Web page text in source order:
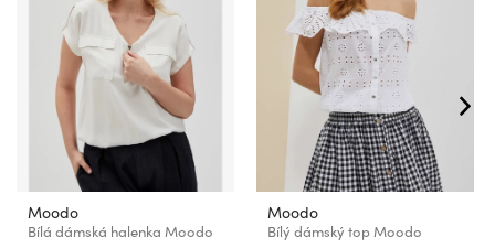
Moodo
Bílá dámská halenka Moodo
Moodo
Bílý dámský top Moodo